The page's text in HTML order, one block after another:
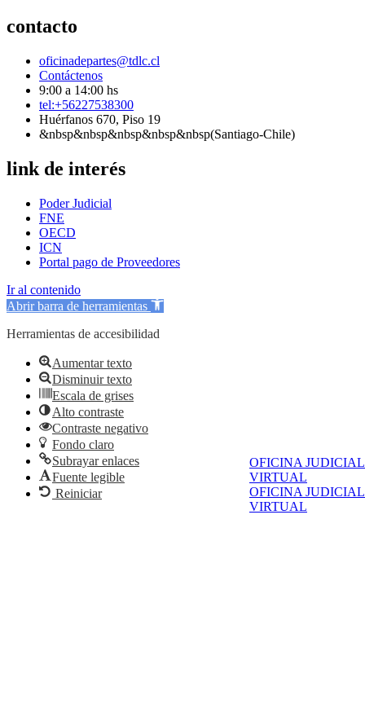
OFICINA JUDICIAL
VIRTUAL
OFICINA JUDICIAL
VIRTUAL
contacto
oficinadepartes@tdlc.cl
Contáctenos
9:00 a 14:00 hs
tel:+56227538300
Huérfanos 670, Piso 19
&nbsp&nbsp&nbsp&nbsp&nbsp(Santiago-Chile)
link de interés
Poder Judicial
FNE
OECD
ICN
Portal pago de Proveedores
Ir al contenido
Abrir barra de herramientas
Herramientas de accesibilidad
Aumentar texto
Disminuir texto
Escala de grises
Alto contraste
Contraste negativo
Fondo claro
Subrayar enlaces
Fuente legible
Reiniciar